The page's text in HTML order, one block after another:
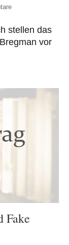
stellen das
vor
Fake